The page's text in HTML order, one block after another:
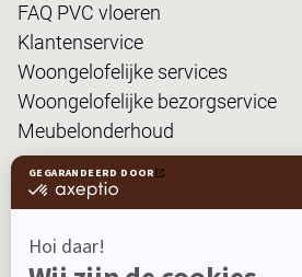
FAQ PVC vloeren
Klantenservice
Woongelofelijke services
Woongelofelijke bezorgservice
Meubelonderhoud
Onze winkel
Collectie